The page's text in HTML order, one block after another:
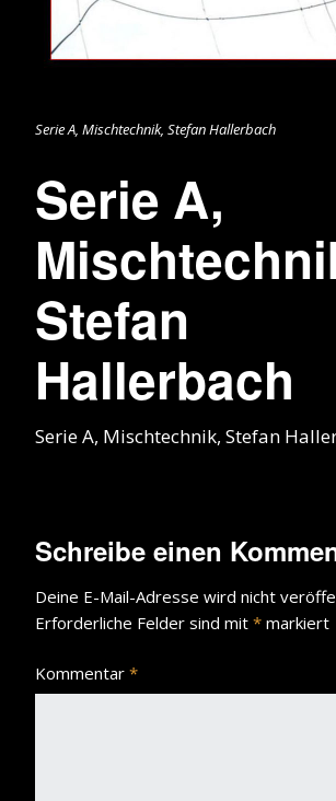
Serie A, Mischtechnik, Stefan Hallerbach
Serie A,
Stefan
Hallerbach
Serie A, Mischtechnik, Stefan
Schreibe einen
Deine E-Mail-Adresse wird nicht
Erforderliche Felder sind mit * markiert
Kommentar *